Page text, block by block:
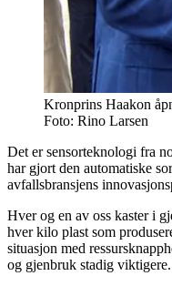
Kronprins Haakon
Foto: Rino Larsen
Det er sensorteknologi fra
har gjort den automatiske
avfallsbransjens
Hver og en av oss kaster i
hver kilo plast som
situasjon med
og gjenbruk stadig viktigere.